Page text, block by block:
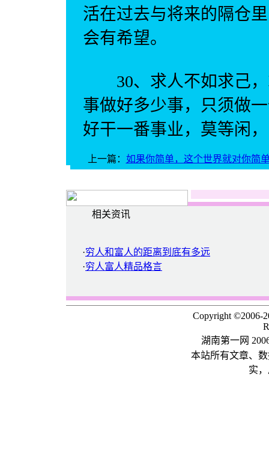
活在过去与将来的隔仓
会有希望。
30、求人不如求己，
事做好多少事，只须做
好干一番事业，莫等闲
上一篇： 如果你简单，这个世界就对你简
相关资讯
·穷人和富人的距离到底有多远
·穷人富人精品格言
Copyright ©2006-
湖南第一网
本站所有文章、
实